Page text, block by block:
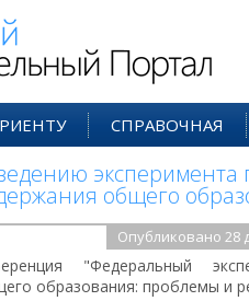
СПРАВОЧНАЯ
эксперимента
общего
Опубликовано 28
"Федеральный
образования: проблемы и